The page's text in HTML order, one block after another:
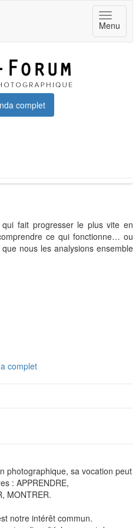
Toggle
Menu
complet
fait progresser le plus vite en
ce qui fonctionne… ou
nous les analysions ensemble
complet
photographique, sa vocation peut
: APPRENDRE,
MONTRER.
notre intérêt commun.